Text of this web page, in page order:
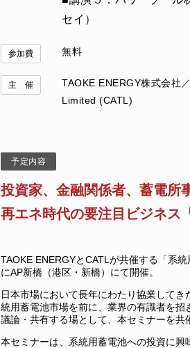
セイ）
参加費 無料
主 催
TAOKE ENERGY株式会社
Limited (CATL)
予定内容
投資家、金融関係者、蓄電所
再エネ時代の要注目ビジネス
TAOKE ENERGYとCATLが共催する「系
にAP新橋（港区・新橋）にて開催。
日本市場において長年にわたり協業して
統用蓄電池市場を前に、業界の有識者を
議論・共有する場として、本セミナーを共
本セミナーは、系統用蓄電池への投資に